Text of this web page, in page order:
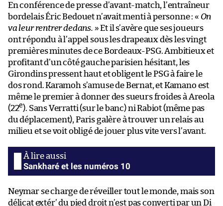
En conférence de presse d’avant-match, l’entraîneur
bordelais Éric Bedouet n’avait menti à personne : « On
va leur rentrer dedans. » Et il s’avère que ses joueurs
ont répondu à l’appel sous les drapeaux dès les vingt
premières minutes de ce Bordeaux-PSG. Ambitieux et
profitant d’un côté gauche parisien hésitant, les
Girondins pressent haut et obligent le PSG à faire le
dos rond. Karamoh s’amuse de Bernat, et Kamano est
même le premier à donner des sueurs froides à Areola
(22e). Sans Verratti (sur le banc) ni Rabiot (même pas
du déplacement), Paris galère à trouver un relais au
milieu et se voit obligé de jouer plus vite vers l’avant.
Sankharé et les numéros 10
Neymar se charge de réveiller tout le monde, mais son
délicat extér’ du pied droit n’est pas converti par un Di